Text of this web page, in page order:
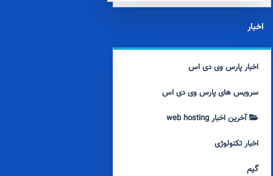
اخبار
اخبار پارس وی دی اس
سرویس های پارس وی دی اس
آخرین اخبار web hosting
اخبار تکنولوژی
گیم